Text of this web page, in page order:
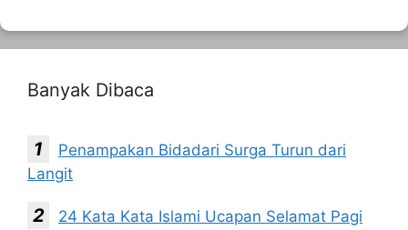
Banyak Dibaca
Penampakan Bidadari Surga Turun dari
Langit
24 Kata Kata Islami Ucapan Selamat Pagi